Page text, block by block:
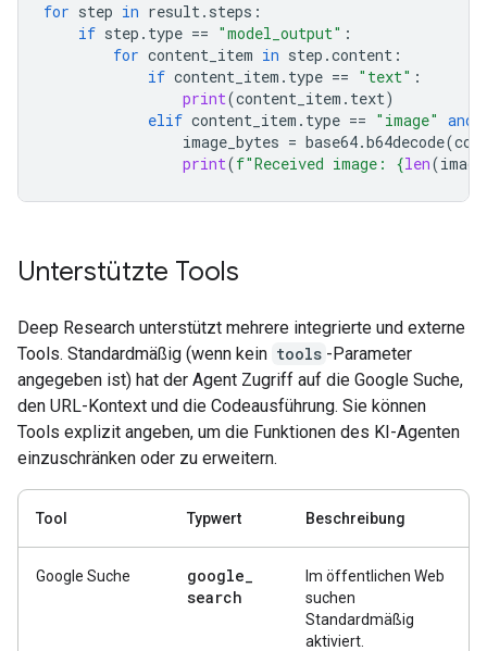
for step in result. steps :
if step . type == "model_output" :
for content_item in step .content :
if content_item . type == "text" :
print(content_item . text)
elif content_item . type == "image" and
image_bytes = base64.b64decode(
print(f"Received image: {len(
Unterstützte Tools
Deep Research unterstützt mehrere integrierte und externe
Tools. Standardmäßig (wenn kein tools -Parameter
angegeben ist) hat der Agent Zugriff auf die Google Suche,
den URL-Kontext und die Codeausführung. Sie können
Tools explizit angeben, um die Funktionen des KI-Agenten
einzuschränken oder zu erweitern.
Tool Typwert Beschreibung
Google Suche google_
search
Im öffentlichen Web
suchen
Standardmäßig
aktiviert.